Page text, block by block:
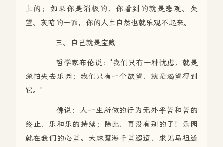
上的；如果你是消极的，你看到的就是悲观、失
望、灰暗的一面，你的人生自然也就乐观不起来。
三、自己就是宝藏
哲学家布伦说："我们只有一种忧虑，就是
深怕失去乐园；我们只有一个欲望，就是渴望得到
它。"
佛说：人一生所做的行为无外乎苦和苦的
终止，乐和乐的持续；除此，再没有别的了！乐园
就在我们的心里。大珠慧海千里迢迢，求见马祖道